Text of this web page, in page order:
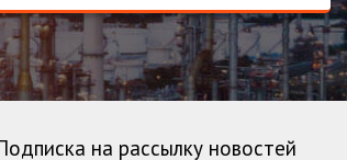
на рассылку новостей